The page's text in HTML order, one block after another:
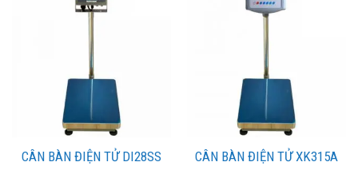
CÂN BÀN ĐIỆN TỬ DI28SS CÂN BÀN ĐIỆN TỬ XK315A